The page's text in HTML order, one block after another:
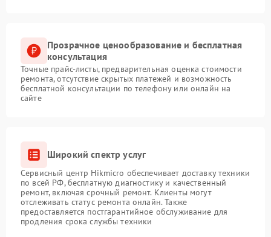
Прозрачное ценообразование и бесплатная
консультация
Точные прайс-листы, предварительная оценка стоимости
ремонта, отсутствие скрытых платежей и возможность
бесплатной консультации по телефону или онлайн на
сайте
Широкий спектр услуг
Сервисный центр Hikmicro обеспечивает доставку техники
по всей РФ, бесплатную диагностику и качественный
ремонт, включая срочный ремонт. Клиенты могут
отслеживать статус ремонта онлайн. Также
предоставляется постгарантийное обслуживание для
продления срока службы техники